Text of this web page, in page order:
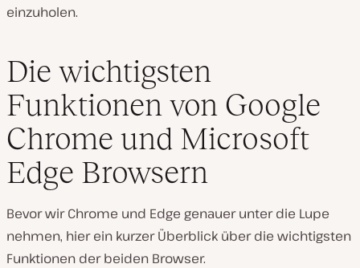
einzuholen.
Die wichtigsten
Funktionen von Google
Chrome und Microsoft
Edge Browsern
Bevor wir Chrome und Edge genauer unter die Lupe
nehmen, hier ein kurzer Überblick über die wichtigsten
Funktionen der beiden Browser.